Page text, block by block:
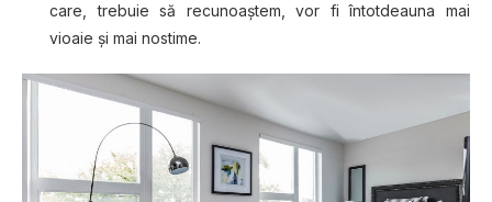
care, trebuie să recunoaștem, vor fi întotdeauna mai
vioaie și mai nostime.